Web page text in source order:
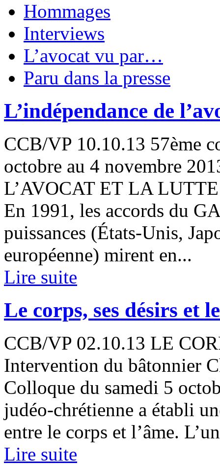
Hommages
Interviews
L’avocat vu par…
Paru dans la presse
L’indépendance de
CCB/VP 10.10.13 57ème
octobre au 4 novembre
L’AVOCAT ET LA
En 1991, les accords du
puissances (États-Unis,
européenne) mirent en...
Lire suite
Le corps, ses désirs et
CCB/VP 02.10.13 LE
Intervention du bâtonnier
Colloque du samedi 5
judéo-chrétienne a établi
entre le corps et l’âme.
Lire suite